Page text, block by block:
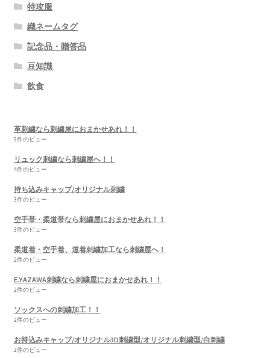
特攻服
織ネームタグ
記念品・贈答品
豆知識
飲食
革刺繍なら刺繍屋におまかせあれ！！
5件のビュー
リュック刺繍なら刺繍屋へ！！
4件のビュー
持ち込みキャップ/オリジナル刺繍
3件のビュー
空手帯・柔道帯なら刺繍屋におまかせあれ！！
3件のビュー
柔道着・空手着、道着刺繍加工なら刺繍屋へ！
2件のビュー
E.YAZAWA刺繍なら刺繍屋におまかせあれ！！
2件のビュー
ソックスへの刺繍加工！！
2件のビュー
お持込みキャップ/オリジナル3D刺繍型/オリジナル刺繍型/白刺繍
2件のビュー